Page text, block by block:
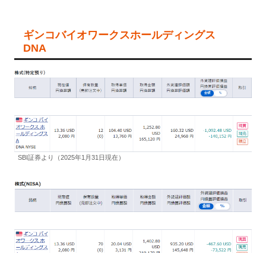
ギンコバイオワークスホールディングス
DNA
SBI証券より（2025年1月31日現在）